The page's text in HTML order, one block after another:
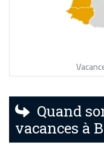
Quand
vacances à